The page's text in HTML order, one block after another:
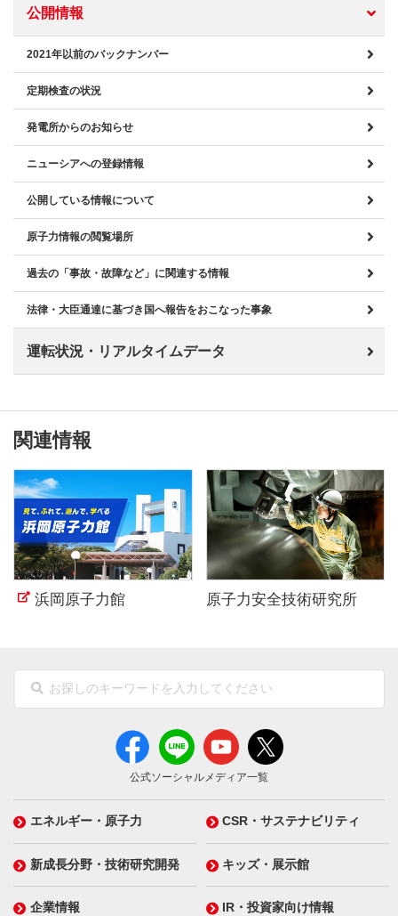
公開情報
2021年以前のバックナンバー
定期検査の状況
発電所からのお知らせ
ニューシアへの登録情報
公開している情報について
原子力情報の閲覧場所
過去の「事故・故障など」に関連する情報
法律・大臣通達に基づき国へ報告をおこなった事象
運転状況・リアルタイムデータ
関連情報
浜岡原子力館 原子力安全技術研究所
公式ソーシャルメディア一覧
エネルギー・原子力 CSR・サステナビリティ
新成長分野・技術研究開発 キッズ・展示館
企業情報 IR・投資家向け情報